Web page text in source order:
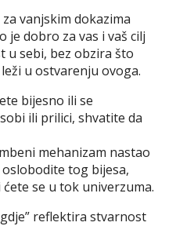
vanjskim dokazima
je dobro za vas i vaš cilj
sebi, bez obzira što
u ostvarenju ovoga.
bijesno ili se
ili prilici, shvatite da
mehanizam nastao
tog bijesa,
se u tok univerzuma.
reflektira stvarnost